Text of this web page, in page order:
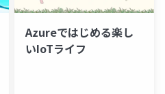
ジェント
Azureではじめる楽し
いIoTライフ